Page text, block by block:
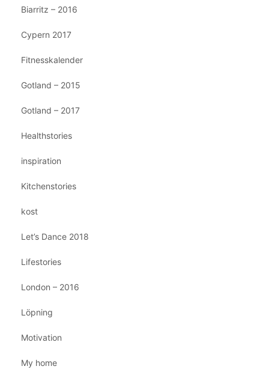
Biarritz – 2016
Cypern 2017
Fitnesskalender
Gotland – 2015
Gotland – 2017
Healthstories
inspiration
Kitchenstories
kost
Let’s Dance 2018
Lifestories
London – 2016
Löpning
Motivation
My home